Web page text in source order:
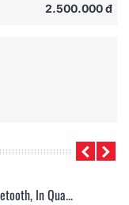
2.500.000 đ
In Qua...